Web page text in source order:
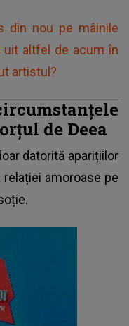
din nou pe mâinile
uit altfel de acum în
artistul?
de Deea
datorită aparițiilor
amoroase pe